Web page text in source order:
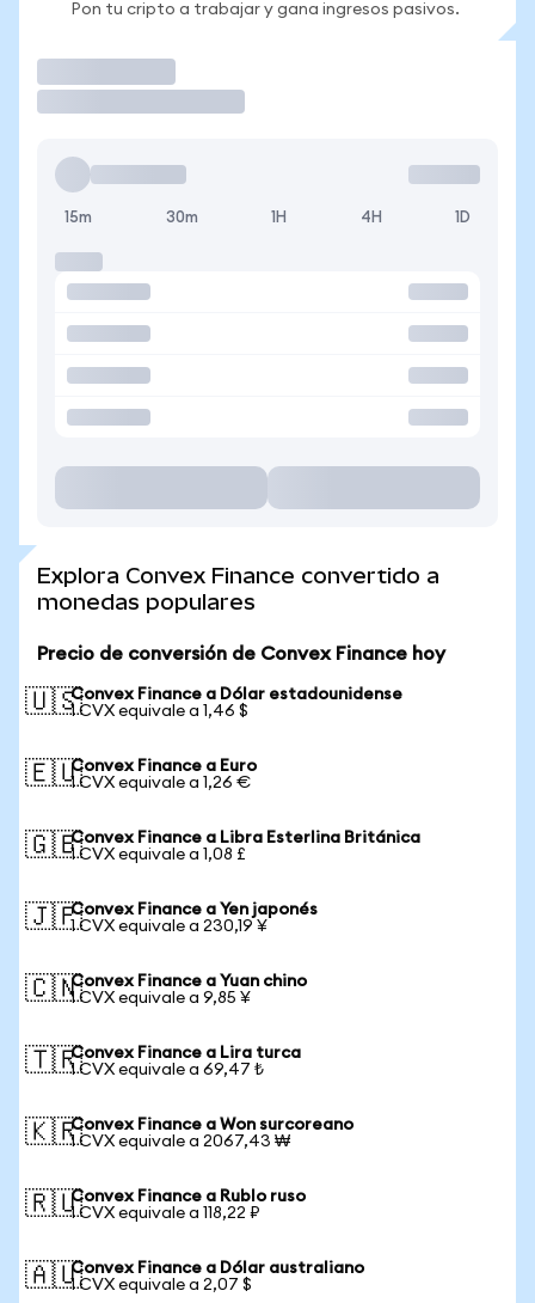
Pon tu cripto a trabajar y gana ingresos pasivos.
15m 30m 1H 4H 1D
Explora Convex Finance convertido a
monedas populares
Precio de conversión de Convex Finance hoy
🇺🇸Convex Finance a Dólar estadounidense
1 CVX equivale a 1,46 $
🇪🇺Convex Finance a Euro
1 CVX equivale a 1,26 €
🇬🇧Convex Finance a Libra Esterlina Británica
1 CVX equivale a 1,08 £
🇯🇵Convex Finance a Yen japonés
1 CVX equivale a 230,19 ¥
🇨🇳Convex Finance a Yuan chino
1 CVX equivale a 9,85 ¥
🇹🇷Convex Finance a Lira turca
1 CVX equivale a 69,47 ₺
🇰🇷Convex Finance a Won surcoreano
1 CVX equivale a 2067,43 ₩
🇷🇺Convex Finance a Rublo ruso
1 CVX equivale a 118,22 ₽
🇦🇺Convex Finance a Dólar australiano
1 CVX equivale a 2,07 $